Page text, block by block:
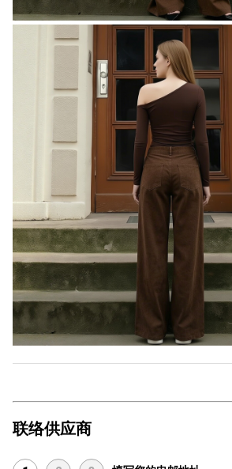
联络供应商